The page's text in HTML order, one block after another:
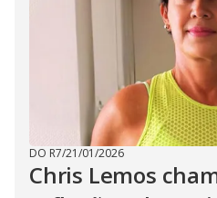
DO R7/21/01/2026
Chris Lemos